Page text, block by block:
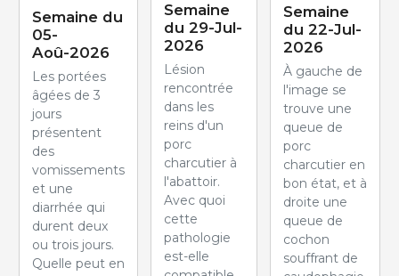
Semaine du
05-
Aoû-2026
Les portées
âgées de 3
jours
présentent
des
vomissements
et une
diarrhée qui
durent deux
ou trois jours.
Quelle peut en
Semaine
du 29-Jul-
2026
Lésion
rencontrée
dans les
reins d'un
porc
charcutier à
l'abattoir.
Avec quoi
cette
pathologie
est-elle
Semaine
du 22-Jul-
2026
À gauche de
l'image se
trouve une
queue de
porc
charcutier en
bon état, et à
droite une
queue de
cochon
souffrant de